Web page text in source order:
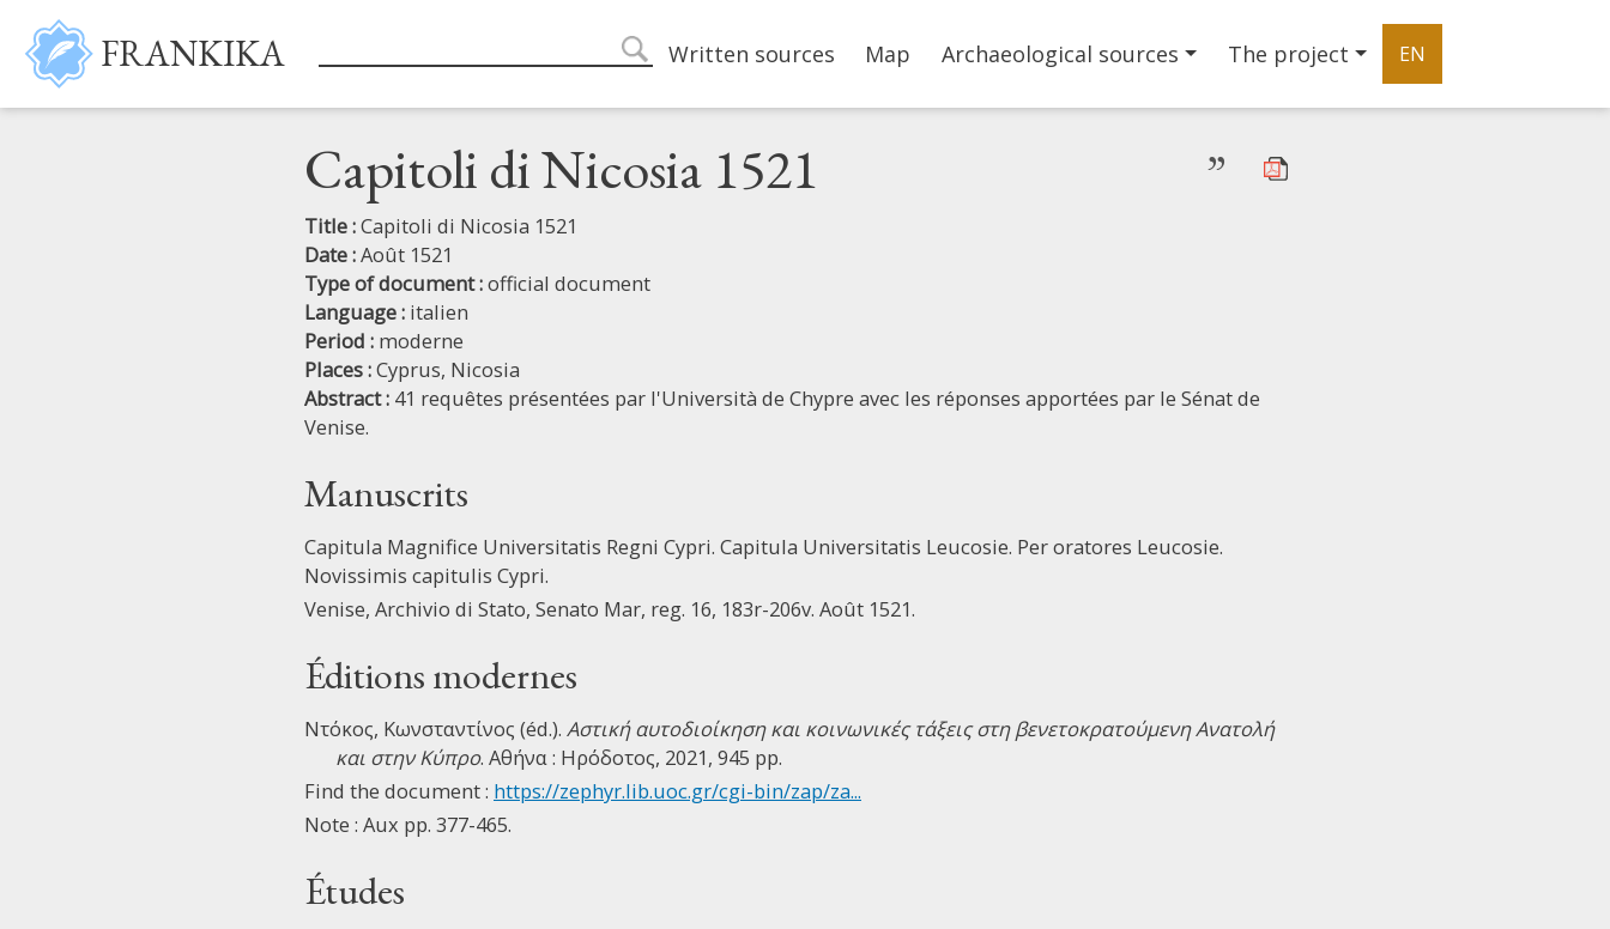
Skip to main content
FRANKIKA search
Main navigation
Written sources Map Archaeological sources The project EN
Capitoli di Nicosia 1521 ”
Title :Capitoli di Nicosia 1521
Date :Août 1521
Type of document :official document
Language : italien
Period : moderne
Places :Cyprus, Nicosia
Abstract : 41 requêtes présentées par l'Università de Chypre avec les réponses apportées par le Sénat de
Venise.
Manuscrits
Capitula Magnifice Universitatis Regni Cypri. Capitula Universitatis Leucosie. Per oratores Leucosie.
Novissimis capitulis Cypri.
Venise, Archivio di Stato, Senato Mar, reg. 16, 183r-206v. Août 1521.
Éditions modernes
Ντόκος, Κωνσταντίνος (éd.). Αστική αυτοδιοίκηση και κοινωνικές τάξεις στη βενετοκρατούμενη Ανατολή
και στην Κύπρο. Αθήνα : Ηρόδοτος, 2021, 945 pp.
Find the document : https://zephyr.lib.uoc.gr/cgi-bin/zap/za...
Note : Aux pp. 377-465.
Études